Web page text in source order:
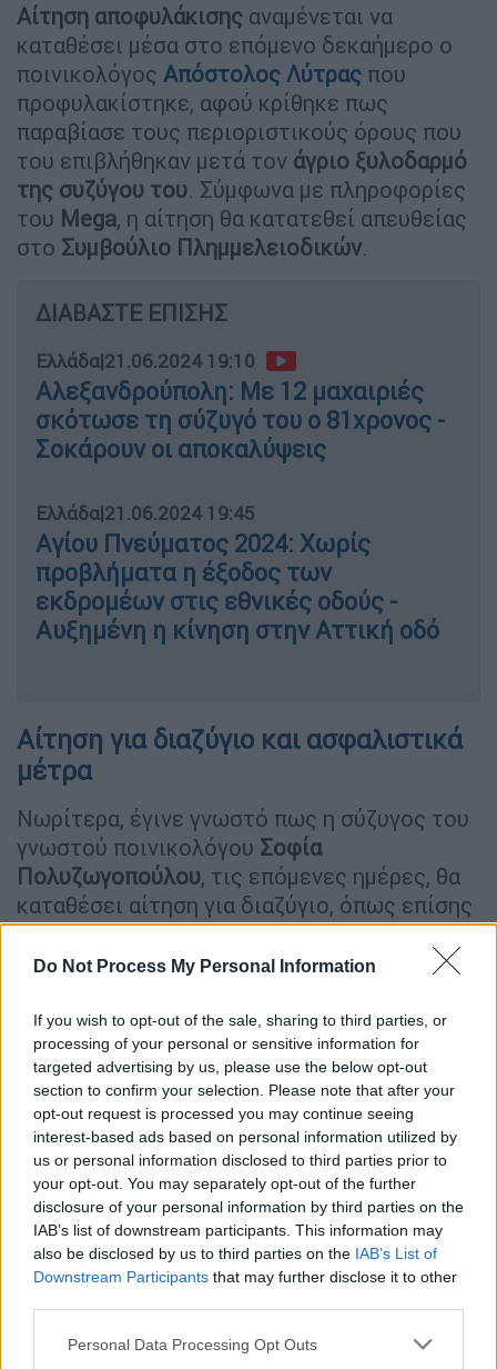
Do Not Process My Personal Information
If you wish to opt-out of the sale, sharing to third parties, or
processing of your personal or sensitive information for
targeted advertising by us, please use the below opt-out
section to confirm your selection. Please note that after your
opt-out request is processed you may continue seeing
interest-based ads based on personal information utilized by
us or personal information disclosed to third parties prior to
your opt-out. You may separately opt-out of the further
disclosure of your personal information by third parties on the
IAB’s list of downstream participants. This information may
also be disclosed by us to third parties on the IAB’s List of
Downstream Participants that may further disclose it to other
Please note that this website/app uses one or more Google
Personal Data Processing Opt Outs
Αίτηση αποφυλάκισης αναμένεται να
καταθέσει μέσα στο επόμενο δεκαήμερο ο
ποινικολόγος Απόστολος Λύτρας που
προφυλακίστηκε, αφού κρίθηκε πως
παραβίασε τους περιοριστικούς όρους που
του επιβλήθηκαν μετά τον άγριο ξυλοδαρμό
της συζύγου του. Σύμφωνα με πληροφορίες
του Mega, η αίτηση θα κατατεθεί απευθείας
στο Συμβούλιο Πλημμελειοδικών.
ΔΙΑΒΑΣΤΕ ΕΠΙΣΗΣ
Ελλάδα|21.06.2024 19:10
Αλεξανδρούπολη: Με 12 μαχαιριές
σκότωσε τη σύζυγό του ο 81χρονος -
Σοκάρουν οι αποκαλύψεις
Ελλάδα|21.06.2024 19:45
Αγίου Πνεύματος 2024: Χωρίς
προβλήματα η έξοδος των
εκδρομέων στις εθνικές οδούς -
Αυξημένη η κίνηση στην Αττική οδό
Αίτηση για διαζύγιο και ασφαλιστικά
μέτρα
Νωρίτερα, έγινε γνωστό πως η σύζυγος του
γνωστού ποινικολόγου Σοφία
Πολυζωγοπούλου, τις επόμενες ημέρες, θα
καταθέσει αίτηση για διαζύγιο, όπως επίσης
και ασφαλιστικά μέτρα για την επιμέλεια της
κόρης τους
Την ίδια στιγμή το φως της δημοσιότητας
βλέπουν τα μηνύματα που αντάλλαξαν η
Σοφία Πολυζωγοπούλουμετην κόρη του
Απόστολου Λύτρα και τα οποία
αποκαλύπτουν τι ακριβώς συνέβη λίγο πριν
το επεισόδιο το βράδυ τηςΤρίτης(18/6) που
οδήγησε σε κατάθεση μηνύσεων και
σηματοδότησε την αντίστροφη μέτρηση για
την έκδοση εντάλματος σύλληψης σε βάρος
του ποινικολόγου.